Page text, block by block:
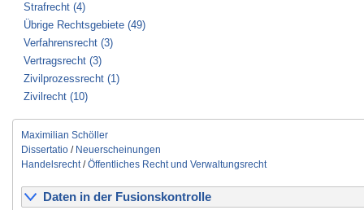
Strafrecht (4)
Übrige Rechtsgebiete (49)
Verfahrensrecht (3)
Vertragsrecht (3)
Zivilprozessrecht (1)
Zivilrecht (10)
Maximilian Schöller
Dissertatio / Neuerscheinungen
Handelsrecht/Öffentliches Recht und Verwaltungsrecht
Daten in der Fusionskontrolle